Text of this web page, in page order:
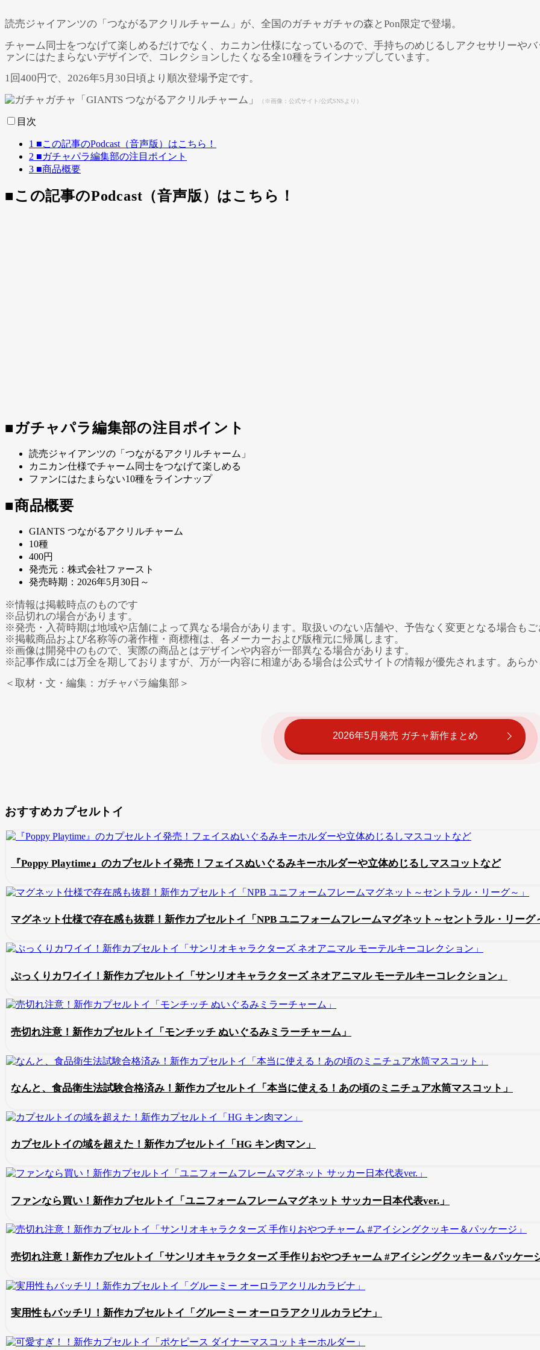
読売ジャイアンツの「つながるアクリルチャーム」が、全国のガチャガチャの森とPon限定で登場。
チャーム同士をつなげて楽しめるだけでなく、カニカン仕様になっているので、手持ちのめじるしアクセサリーや
ァンにはたまらないデザインで、コレクションしたくなる全10種をラインナップしています。
1回400円で、2026年5月30日頃より順次登場予定です。
（※画像：公式サイト/公式SNSより）
目次
1 ■この記事のPodcast（音声版）はこちら！
2 ■ガチャパラ編集部の注目ポイント
3 ■商品概要
■この記事のPodcast（音声版）はこちら！
■ガチャパラ編集部の注目ポイント
読売ジャイアンツの「つながるアクリルチャーム」
カニカン仕様でチャーム同士をつなげて楽しめる
ファンにはたまらない10種をラインナップ
■商品概要
GIANTS つながるアクリルチャーム
10種
400円
発売元：株式会社ファースト
発売時期：2026年5月30日～
※情報は掲載時点のものです
※品切れの場合があります。
※発売・入荷時期は地域や店舗によって異なる場合があります。取扱いのない店舗や、予告なく変更となる場合も
※掲載商品および名称等の著作権・商標権は、各メーカーおよび版権元に帰属します。
※画像は開発中のもので、実際の商品とはデザインや内容が一部異なる場合があります。
※記事作成には万全を期しておりますが、万が一内容に相違がある場合は公式サイトの情報が優先されます。あら
＜取材・文・編集：ガチャパラ編集部＞
2026年5月発売 ガチャ新作まとめ
おすすめカプセルトイ
『Poppy Playtime』のカプセルトイ発売！フェイスぬいぐるみキーホルダーや立体めじるしマスコットなど
マグネット仕様で存在感も抜群！新作カプセルトイ「NPB ユニフォームフレームマグネット～セントラル・リーグ
ぷっくりカワイイ！新作カプセルトイ「サンリオキャラクターズ ネオアニマル モーテルキーコレクション」
売切れ注意！新作カプセルトイ「モンチッチ ぬいぐるみミラーチャーム」
なんと、食品衛生法試験合格済み！新作カプセルトイ「本当に使える！あの頃のミニチュア水筒マスコット」
カプセルトイの域を超えた！新作カプセルトイ「HG キン肉マン」
ファンなら買い！新作カプセルトイ「ユニフォームフレームマグネット サッカー日本代表ver.」
売切れ注意！新作カプセルトイ「サンリオキャラクターズ 手作りおやつチャーム #アイシングクッキー＆パッケー
実用性もバッチリ！新作カプセルトイ「グルーミー オーロラアクリルカラビナ」